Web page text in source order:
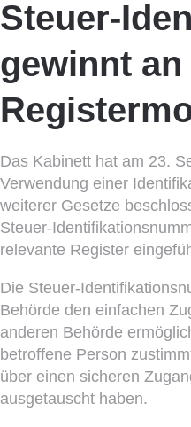
Steuer-
gewinnt
Das Kabinett hat am 23.
Verwendung einer
weiterer Gesetze
Steuer-
relevante Register
Die Steuer-
Behörde den einfachen
anderen Behörde
betroffene Person
über einen sicheren
ausgetauscht haben.